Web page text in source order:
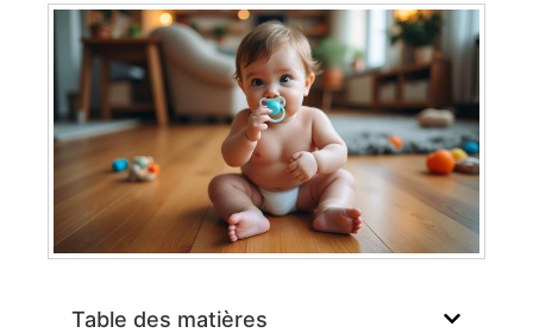
Table des matières